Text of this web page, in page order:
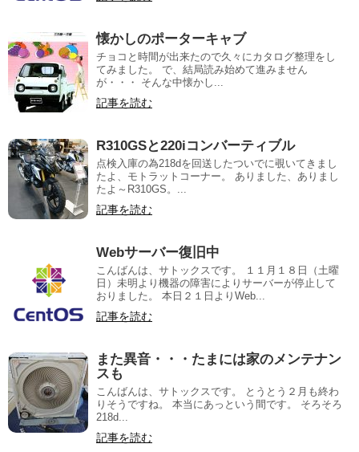
懐かしのポーターキャブ
チョコと時間が出来たので久々にカタログ整理をし
てみました。 で、結局読み始めて進みません
が・・・ そんな中懐かし...
記事を読む
R310GSと220iコンバーティブル
点検入庫の為218dを回送したついでに覗いてきまし
たよ、モトラットコーナー。 ありました、ありまし
たよ～R310GS。...
記事を読む
Webサーバー復旧中
こんばんは、サトックスです。 １１月１８日（土曜
日）未明より機器の障害によりサーバーが停止して
おりました。 本日２１日よりWeb...
記事を読む
また異音・・・たまには家のメンテナン
スも
こんばんは、サトックスです。 とうとう２月も終わ
りそうですね。 本当にあっという間です。 そろそろ
218d...
記事を読む